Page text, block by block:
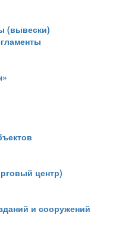
(вывески)
центр)
и сооружений